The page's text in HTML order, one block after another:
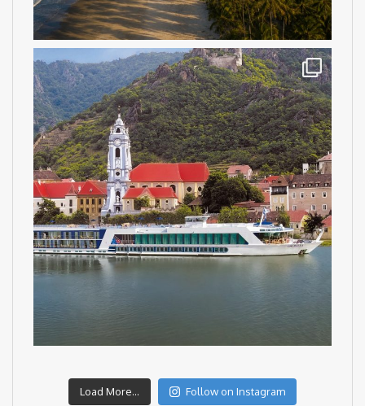
Load More... Follow on Instagram